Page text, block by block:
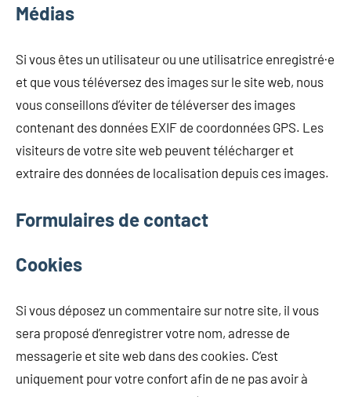
Médias
Si vous êtes un utilisateur ou une utilisatrice enregistré·e
et que vous téléversez des images sur le site web, nous
vous conseillons d’éviter de téléverser des images
contenant des données EXIF de coordonnées GPS. Les
visiteurs de votre site web peuvent télécharger et
extraire des données de localisation depuis ces images.
Formulaires de contact
Cookies
Si vous déposez un commentaire sur notre site, il vous
sera proposé d’enregistrer votre nom, adresse de
messagerie et site web dans des cookies. C’est
uniquement pour votre confort afin de ne pas avoir à